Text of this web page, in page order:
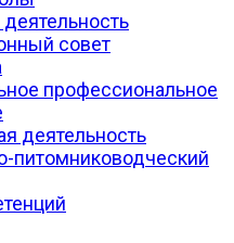
совет
профессиональное
деятельность
питомниководческий